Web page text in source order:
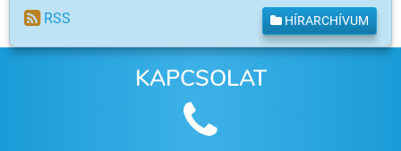
RSS HÍRARCHÍVUM
KAPCSOLAT